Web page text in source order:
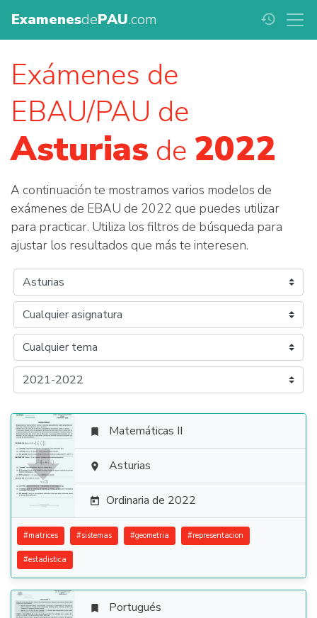
ExamenesdePAU.com history
Exámenes de
EBAU/PAU de
Asturias de 2022
A continuación te mostramos varios modelos de
exámenes de EBAU de 2022 que puedes utilizar
para practicar. Utiliza los filtros de búsqueda para
ajustar los resultados que más te interesen.

 Matemáticas II
 Asturias
 Ordinaria de 2022
#matrices #sistemas #geometria #representacion
#estadistica
 Portugués